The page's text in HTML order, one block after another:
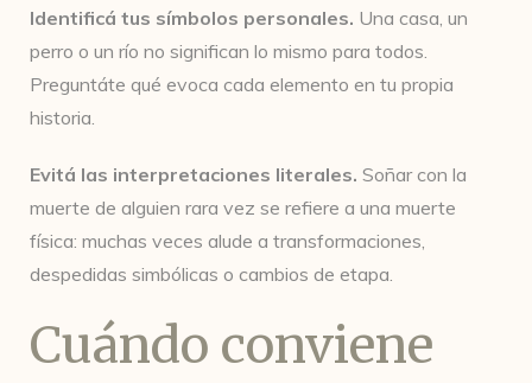
Identificá tus símbolos personales. Una casa, un
perro o un río no significan lo mismo para todos.
Preguntáte qué evoca cada elemento en tu propia
historia.
Evitá las interpretaciones literales. Soñar con la
muerte de alguien rara vez se refiere a una muerte
física: muchas veces alude a transformaciones,
despedidas simbólicas o cambios de etapa.
Cuándo conviene